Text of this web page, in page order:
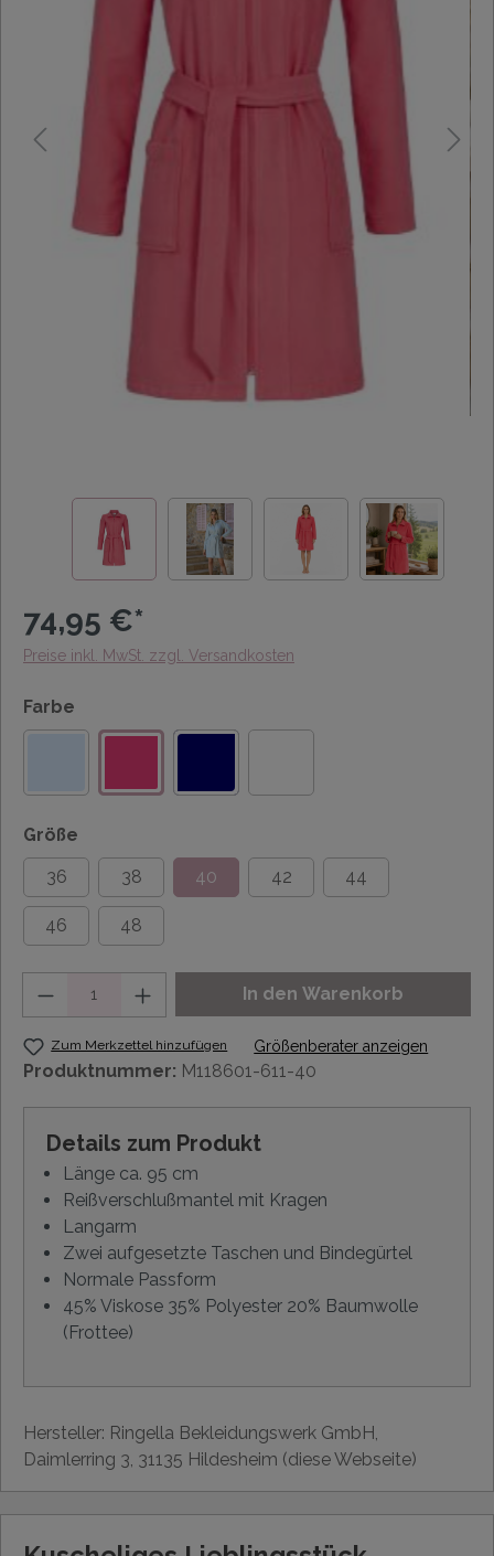
74,95 €*
Preise inkl. MwSt. zzgl. Versandkosten
Farbe
Größe
36
38 40 42 44
46 48
In den Warenkorb
Zum Merkzettel hinzufügen Größenberater anzeigen
Produktnummer: M118601-611-40
Details zum Produkt
Länge ca. 95 cm
Reißverschlußmantel mit Kragen
Langarm
Zwei aufgesetzte Taschen und Bindegürtel
Normale Passform
45% Viskose 35% Polyester 20% Baumwolle
(Frottee)
Hersteller: Ringella Bekleidungswerk GmbH,
Daimlerring 3, 31135 Hildesheim (diese Webseite)